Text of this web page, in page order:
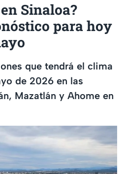
Sinaloa?
para hoy
que tendrá el clima
de 2026 en las
Mazatlán y Ahome en